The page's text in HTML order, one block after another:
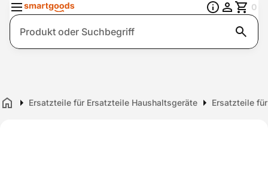
Suche
0
Home Ersatzteile für Ersatzteile Haushaltsgeräte Ersatzteile